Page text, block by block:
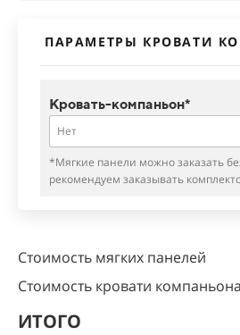
ПАРАМЕТРЫ КРОВАТИ
Кровать-компаньон*
Нет
*Мягкие панели можно заказать
рекомендуем заказывать
Стоимость мягких панелей
Стоимость кровати компаньона
ИТОГО